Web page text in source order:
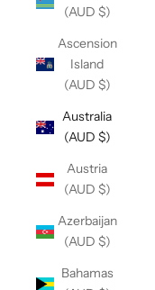
(AUD $)
Ascension
Island
(AUD $)
Australia
(AUD $)
Austria
(AUD $)
Azerbaijan
(AUD $)
Bahamas